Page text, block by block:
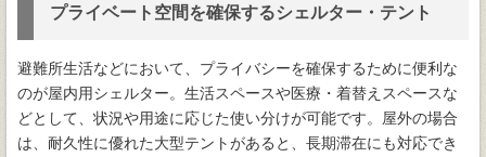
プライベート空間を確保するシェルター・テント
避難所生活などにおいて、プライバシーを確保するために便利な
のが屋内用シェルター。生活スペースや医療・着替えスペースな
どとして、状況や用途に応じた使い分けが可能です。屋外の場合
は、耐久性に優れた大型テントがあると、長期滞在にも対応でき